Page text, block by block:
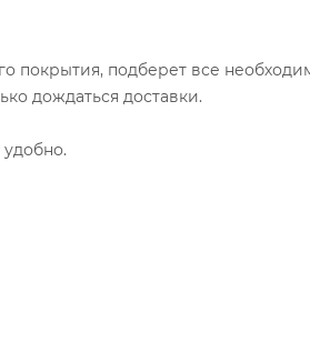
покрытия, подберет все
дождаться доставки.